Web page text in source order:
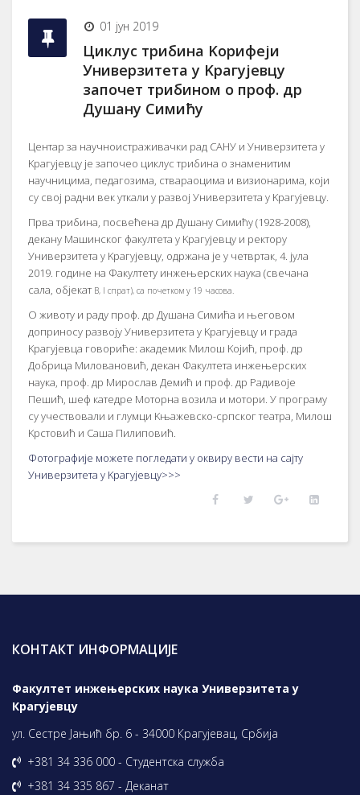
01 јун 2019
Циклус трибина Kорифеји
Универзитета у Kрагујевцу
започет трибином о проф. др
Душану Симићу
Центар за научноистраживачки рад САНУ и Универзитета у
Kрагујевцу је започео циклус трибина о знаменитим
научницима, педагозима, ствараоцима и визионарима, који
су свој радни век уткали у развој Универзитета у Kрагујевцу.
Прва трибина, посвећена др Душану Симићу (1928-2008),
декану Машинског факултета у Kрагујевцу и ректору
Универзитета у Kрагујевцу, одржана је у четвртак, 4. јула
2019. године на Факултету инжењерских наука (свечана
сала, објекат B, I спрат), са почетком у 19 часова.
О животу и раду проф. др Душана Симића и његовом
доприносу развоју Универзитета у Kрагујевцу и града
Kрагујевца говориће: академик Милош Kојић, проф. др
Добрица Миловановић, декан Факултета инжењерских
наука, проф. др Мирослав Демић и проф. др Радивоје
Пешић, шеф катедре Моторна возила и мотори. У програму
су учествовали и глумци Kњажевско-српског театра, Милош
Kрстовић и Саша Пилиповић.
Фотографије можете погледати у оквиру вести на сајту
Универзитета у Kрагујевцу>>>
КОНТАКТ ИНФОРМАЦИЈЕ
Факултет инжењерских наука Универзитета у
Крагујевцу
ул. Сестре Јањић бр. 6 - 34000 Крагујевац, Србија
+381 34 336 000 - Студентска служба
+381 34 335 867 - Деканат